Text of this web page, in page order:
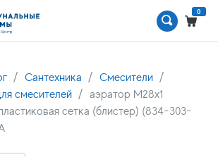
0
Сантехника
Смесители
смесителей
аэратор M28x1
сетка (блистер) (834-303-